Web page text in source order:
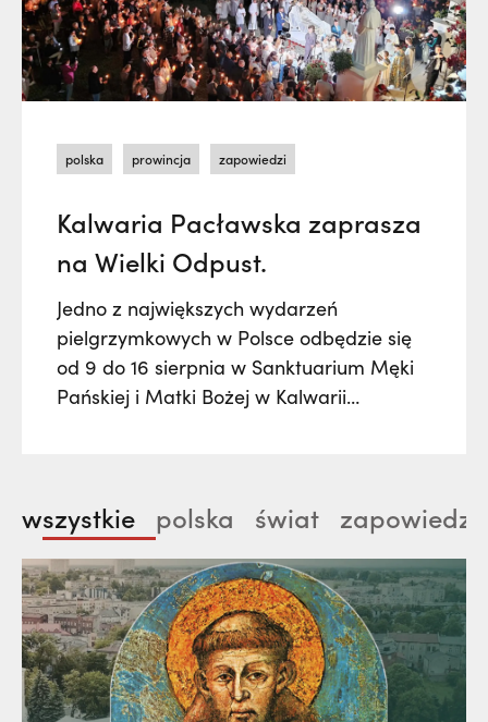
polska prowincja zapowiedzi
Kalwaria Pacławska zaprasza
na Wielki Odpust.
Jedno z największych wydarzeń
pielgrzymkowych w Polsce odbędzie się
od 9 do 16 sierpnia w Sanktuarium Męki
Pańskiej i Matki Bożej w Kalwarii
procesjach, tradycyjnych dróżkach,
uroczystych liturgiach oraz wydarzeniach
muzycznych. Kulminacją będzie
uroczystość Wniebowzięcia Najświętszej
Maryi Panny 15 sierpnia.…
wszystkie polska świat zapowiedzi